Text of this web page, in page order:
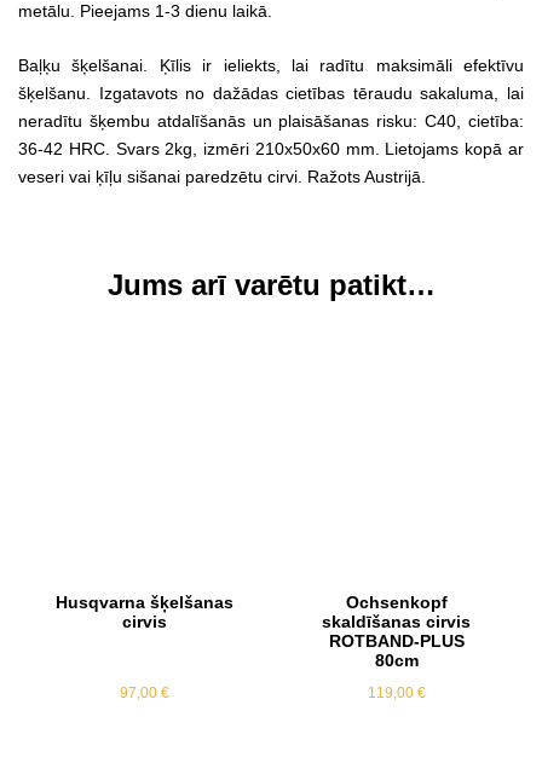
metālu. Pieejams 1-3 dienu laikā.
Baļķu šķelšanai. Ķīlis ir ieliekts, lai radītu maksimāli efektīvu
šķelšanu. Izgatavots no dažādas cietības tēraudu sakaluma, lai
neradītu šķembu atdalīšanās un plaisāšanas risku: C40, cietība:
36-42 HRC. Svars 2kg, izmēri 210x50x60 mm. Lietojams kopā ar
veseri vai ķīļu sišanai paredzētu cirvi. Ražots Austrijā.
Jums arī varētu patikt…
Husqvarna šķelšanas
cirvis
97,00 €
Ochsenkopf
skaldīšanas cirvis
ROTBAND-PLUS
80cm
119,00 €